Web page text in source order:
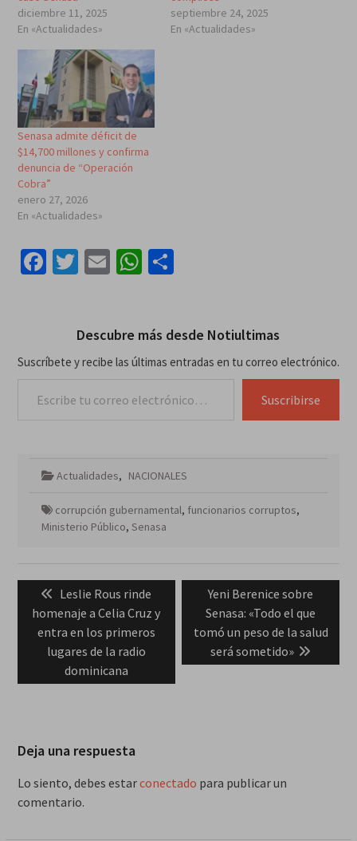
diciembre 11, 2025
En «Actualidades»
septiembre 24, 2025
En «Actualidades»
Senasa admite déficit de
$14,700 millones y confirma
denuncia de “Operación
Cobra”
enero 27, 2026
En «Actualidades»
Facebook
Twitter
EmailWhatsApp
Compartir
Descubre más desde Notiultimas
Suscríbete y recibe las últimas entradas en tu correo electrónico.
Suscribirse
Actualidades, NACIONALES
corrupción gubernamental, funcionarios corruptos,
Ministerio Público, Senasa
Navegación
entradas
Previous
post:
Leslie Rous rinde
homenaje a Celia Cruz y
entra en los primeros
lugares de la radio
dominicana
Next
post:
Yeni Berenice sobre
Senasa: «Todo el que
tomó un peso de la salud
será sometido»
Deja una respuesta
Lo siento, debes estarconectado para publicar un
comentario.